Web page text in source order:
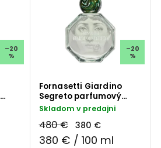
–20
%
–20
%
Fornasetti Giardino
Segreto parfumový
extrakt 100 ml
Skladom v predajni
480 € 380 €
380 € / 100 ml